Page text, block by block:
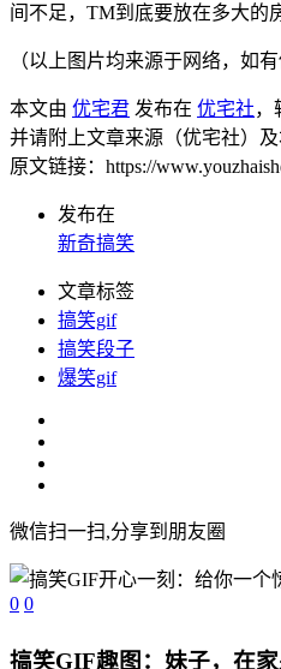
间不足，TM到底要放在多大的
（以上图片均来源于网络，如
本文由 优宅君 发布在 优宅社，
并请附上文章来源（优宅社）及
原文链接：https://
发布在
新奇搞笑
文章标签
搞笑gif
搞笑段子
爆笑gif
微信扫一扫,分享到朋友圈
0 0
搞笑GIF趣图：妹子，在